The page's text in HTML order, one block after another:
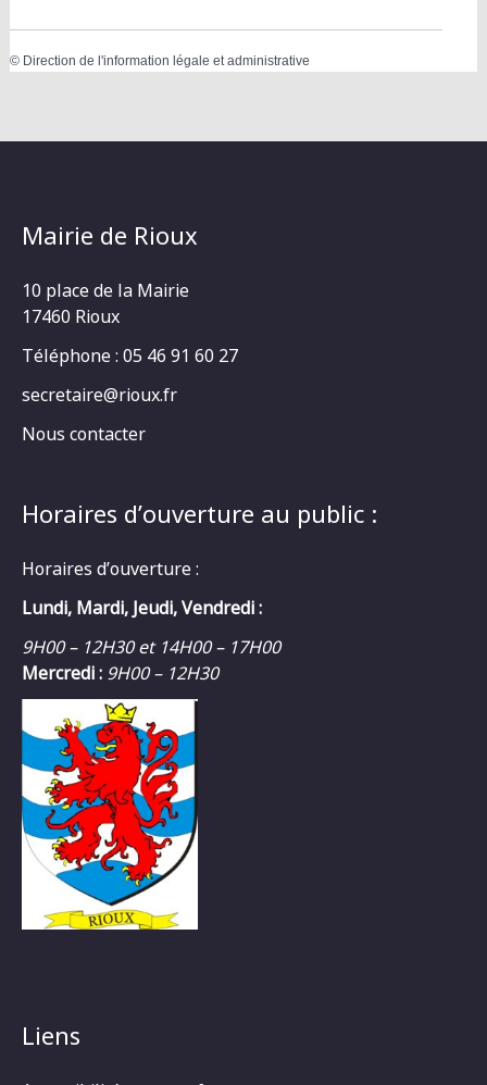
© Direction de l'information légale et administrative
Mairie de Rioux
10 place de la Mairie
17460 Rioux
Téléphone : 05 46 91 60 27
secretaire@rioux.fr
Nous contacter
Horaires d’ouverture au public :
Horaires d’ouverture :
Lundi, Mardi, Jeudi, Vendredi :
9H00 – 12H30 et 14H00 – 17H00
Mercredi : 9H00 – 12H30
Liens